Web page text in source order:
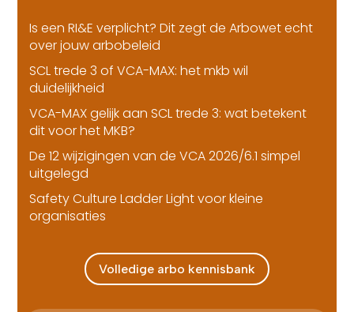
Is een RI&E verplicht? Dit zegt de Arbowet echt
over jouw arbobeleid
SCL trede 3 of VCA-MAX: het mkb wil
duidelijkheid
VCA-MAX gelijk aan SCL trede 3: wat betekent
dit voor het MKB?
De 12 wijzigingen van de VCA 2026/6.1 simpel
uitgelegd
Safety Culture Ladder Light voor kleine
organisaties
Volledige arbo kennisbank